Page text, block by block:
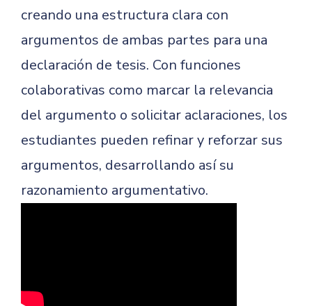
creando una estructura clara con
argumentos de ambas partes para una
declaración de tesis. Con funciones
colaborativas como marcar la relevancia
del argumento o solicitar aclaraciones, los
estudiantes pueden refinar y reforzar sus
argumentos, desarrollando así su
razonamiento argumentativo.